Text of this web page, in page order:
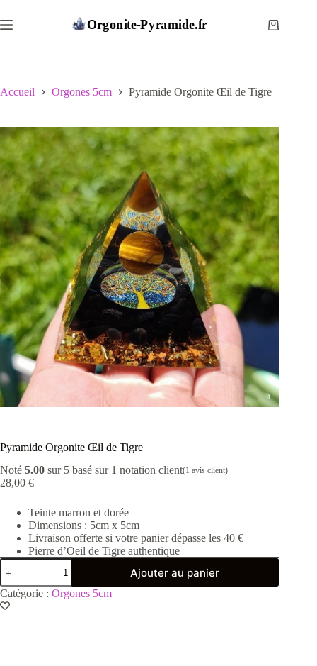
au
contenu
Panier
Accueil Orgones 5cm Pyramide Orgonite Œil de Tigre
Pyramide Orgonite Œil de Tigre
Noté 5.00 sur 5 basé sur 1 notation client(1 avis client)
28,00 €
Teinte marron et dorée
Dimensions : 5cm x 5cm
Livraison offerte si votre panier dépasse les 40 €
Pierre d’Oeil de Tigre authentique
quantité
de
Pyramide
Orgonite
Œil
Ajouter au panier
Catégorie : Orgones 5cm